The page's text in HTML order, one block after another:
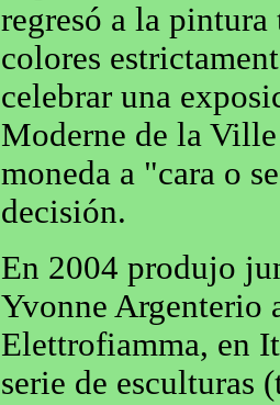
regresó a la pintura
colores
celebrar una
Moderne de la Ville
moneda a "cara o
decisión.
En 2004 produjo
Yvonne Argenterio
Elettrofiamma, en
serie de esculturas